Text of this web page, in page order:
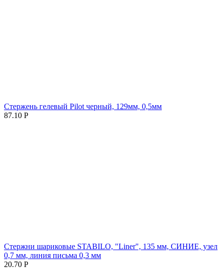
Стержень гелевый Pilot черный, 129мм, 0,5мм
87.10 Р
Стержни шариковые STABILO, "Liner", 135 мм, СИНИЕ, узел
0,7 мм, линия письма 0,3 мм
20.70 Р